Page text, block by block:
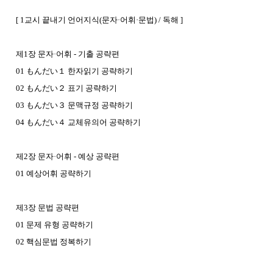
[ 1교시 끝내기 언어지식(문자·어휘·문법) / 독해 ]
제1장 문자·어휘 - 기출 공략편
01 もんだい１ 한자읽기 공략하기
02 もんだい２ 표기 공략하기
03 もんだい３ 문맥규정 공략하기
04 もんだい４ 교체유의어 공략하기
제2장 문자·어휘 - 예상 공략편
01 예상어휘 공략하기
제3장 문법 공략편
01 문제 유형 공략하기
02 핵심문법 정복하기